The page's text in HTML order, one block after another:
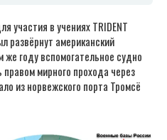
участия в учениях TRIDENT
развёрнут американский
году вспомогательное судно
мирного прохода через
из норвежского порта Тромсё